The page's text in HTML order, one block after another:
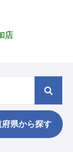
店
府県から探す